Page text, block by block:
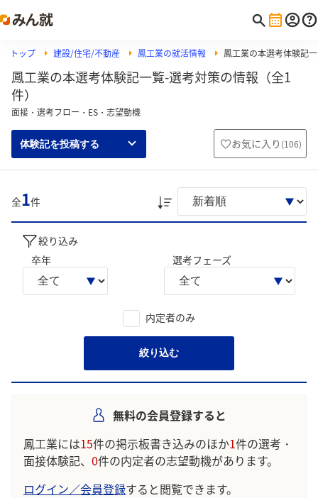
トップ 建設/住宅/不動産 鳳工業の就活情報 鳳工業の本選考体験記
鳳工業の本選考体験記一覧-選考対策の情報（全1
件）
面接・選考フロー・ES・志望動機
体験記を投稿する お気に入り (106)
全1件
絞り込み
卒年
選考フェーズ
内定者のみ
絞り込む
無料の会員登録すると
鳳工業には15件の掲示板書き込みのほか1件の選考・
面接体験記、 0件の内定者の志望動機があります。
ログイン／会員登録すると閲覧できます。